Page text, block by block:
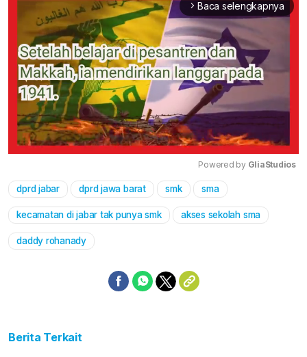
arrow_forward_ios Baca selengkapnya
Powered by GliaStudios
dprd jabar dprd jawa barat smk sma
kecamatan di jabar tak punya smk akses sekolah sma
daddy rohanady
Berita Terkait